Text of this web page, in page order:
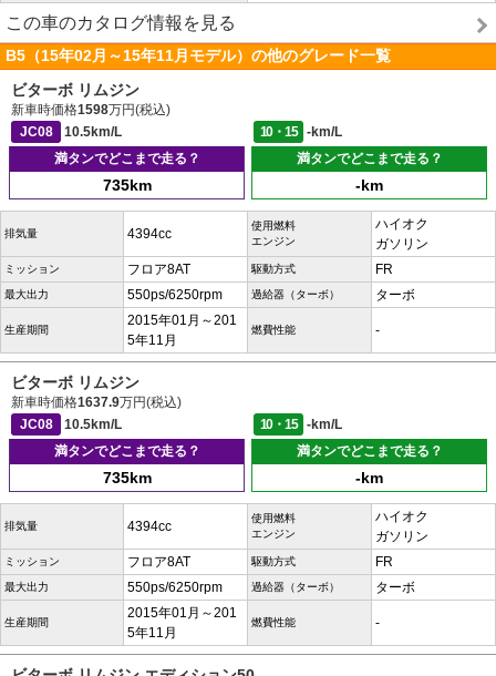
この車のカタログ情報を見る
B5（15年02月～15年11月モデル）の他のグレード一覧
ビターボ リムジン
新車時価格1598万円(税込)
JC08
10.5km/L 10・15
-km/L
満タンでどこまで走る？
735km
満タンでどこまで走る？
-km
排気量 4394cc
使用燃料
エンジン
ハイオク
ガソリン
ミッション フロア8AT 駆動方式 FR
最大出力 550ps/6250rpm 過給器（ターボ） ターボ
生産期間
2015年01月～201
5年11月
燃費性能 -
ビターボ リムジン
新車時価格1637.9万円(税込)
JC08
10.5km/L 10・15
-km/L
満タンでどこまで走る？
735km
満タンでどこまで走る？
-km
排気量 4394cc
使用燃料
エンジン
ハイオク
ガソリン
ミッション フロア8AT 駆動方式 FR
最大出力 550ps/6250rpm 過給器（ターボ） ターボ
生産期間
2015年01月～201
5年11月
燃費性能 -